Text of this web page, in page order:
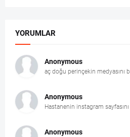
YORUMLAR
Anonymous
aç doğu perinçekin medyasını
Anonymous
Hastanenin instagram
Anonymous